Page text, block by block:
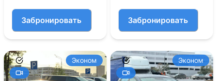
Забронировать Забронировать
Эконом Эконом